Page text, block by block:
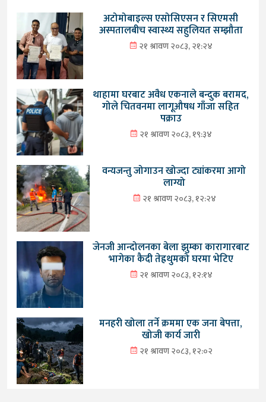
अटोमोबाइल्स एसोसिएसन र सिएमसी
अस्पतालबीच स्वास्थ्य सहुलियत सम्झौता
२१ श्रावण २०८३, २१:२४
थाहामा घरबाट अवैध एकनाले बन्दुक बरामद,
गोले चितवनमा लागूऔषध गाँजा सहित
पक्राउ
२१ श्रावण २०८३, १९:३४
वन्यजन्तु जोगाउन खोज्दा ट्यांकरमा आगो
लाग्यो
२१ श्रावण २०८३, १२:२४
जेनजी आन्दोलनका बेला झुम्का कारागारबाट
भागेका कैदी तेह्रथुमको घरमा भेटिए
२१ श्रावण २०८३, १२:१४
मनहरी खोला तर्ने क्रममा एक जना बेपत्ता,
खोजी कार्य जारी
२१ श्रावण २०८३, १२:०२